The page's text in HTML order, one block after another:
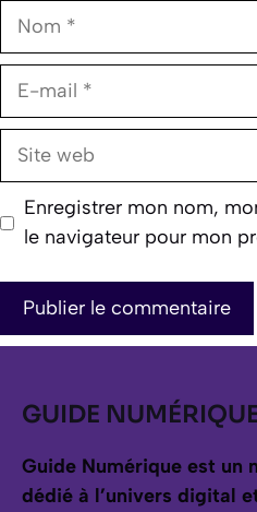
Nom
E-
Site
Enregistrer mon nom,
le navigateur pour mon
GUIDE
Guide Numérique est un
dédié à l’univers digital